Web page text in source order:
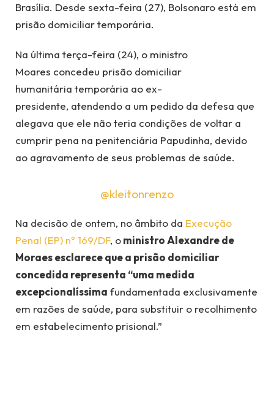
Brasília. Desde sexta-feira (27), Bolsonaro está em
prisão domiciliar temporária.
Na última terça-feira (24), o ministro
Moares concedeu prisão domiciliar
humanitária temporária ao ex-
presidente, atendendo a um pedido da defesa que
alegava que ele não teria condições de voltar a
cumprir pena na penitenciária Papudinha, devido
ao agravamento de seus problemas de saúde.
@kleitonrenzo
Na decisão de ontem, no âmbito da Execução
Penal (EP) nº 169/DF, oministro Alexandre de
Moraes esclarece que a prisão domiciliar
concedida representa “uma medida
excepcionalíssima fundamentada exclusivamente
em razões de saúde, para substituir o recolhimento
em estabelecimento prisional.”